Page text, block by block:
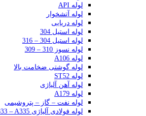
لوله API
لوله آتشخوار
لوله دریایی
لوله استیل 304
لوله استیل 304 – 316
لوله نسوز 310 – 309
لوله A106
لوله گوشتی ضخامت بالا
لوله ST52
لوله آهن آلیاژی
لوله A179
لوله نفت – گاز – پتروشیمی
لوله فولادی آلیاژی A333 – A335